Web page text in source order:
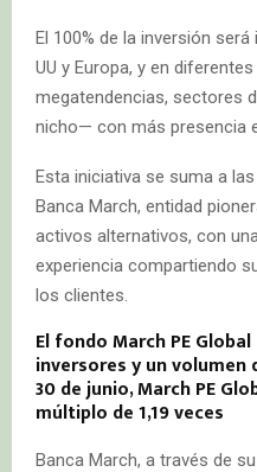
El 100% de la inversión
UU y Europa, y en
megatendencias, sectores
nicho— con más presencia
Esta iniciativa se suma a
Banca March, entidad
activos alternativos, con
experiencia compartiendo
los clientes.
El fondo March PE
inversores y un volumen
30 de junio, March PE
múltiplo de 1,19 veces
Banca March, a través de